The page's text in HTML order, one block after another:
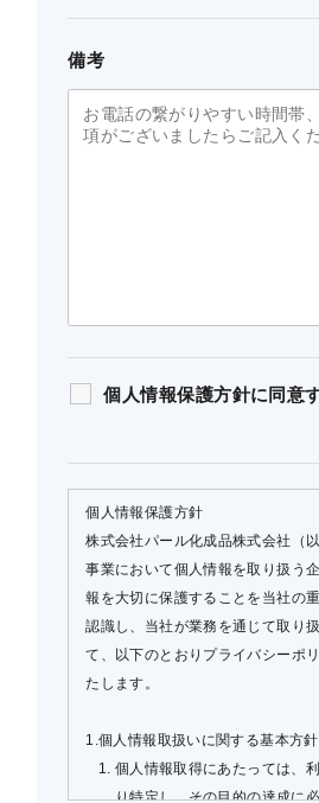
備考
個人情報保護方針に同意
個人情報保護方針
株式会社パール化成品株式会社（
事業において個人情報を取り扱う
報を大切に保護することを当社の
認識し、当社が業務を通じて取り
て、以下のとおりプライバシーポ
たします。
1.個人情報取扱いに関する基本方針
個人情報取得にあたっては、
り特定し、その目的の達成に